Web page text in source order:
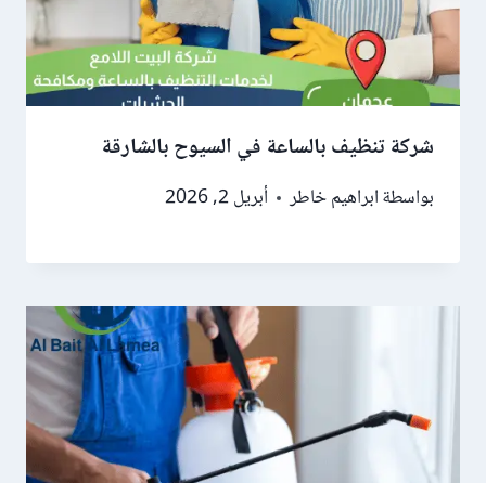
شركة تنظيف بالساعة في السيوح بالشارقة
بواسطةابراهيم خاطر أبريل 2, 2026